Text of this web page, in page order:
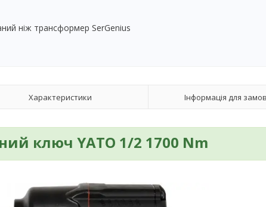
ніж трансформер SerGenius
Характеристики Інформація для
ключ YATO 1/2 1700 Nm